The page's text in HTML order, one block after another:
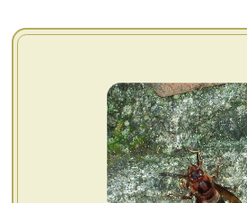
会社概要
お問い合わせ